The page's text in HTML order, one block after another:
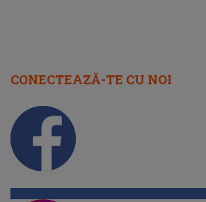
CONECTEAZĂ-TE CU NOI